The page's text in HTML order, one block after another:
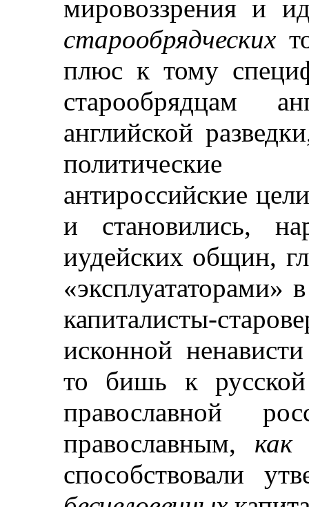
мировоззрения и
старообрядческих
плюс к тому
старообрядцам
английской
антироссийские
и становились,
иудейских общин,
капиталисты-
исконной
то бишь к
православной
православным,
способствовали